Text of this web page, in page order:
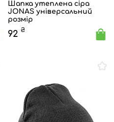
Шапка утеплена сіра
JONAS універсальний
розмір
92 ₴